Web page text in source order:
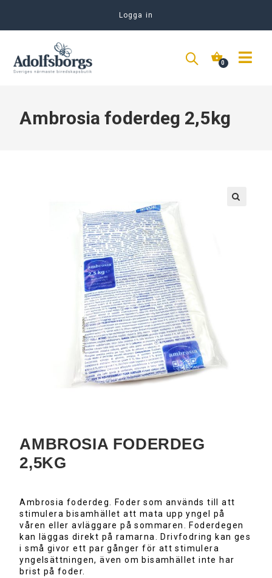
Logga in
Ambrosia foderdeg 2,5kg
AMBROSIA FODERDEG
2,5KG
Ambrosia foderdeg. Foder som används till att
stimulera bisamhället att mata upp yngel på
våren eller avläggare på sommaren. Foderdegen
kan läggas direkt på ramarna. Drivfodring kan ges
i små givor ett par gånger för att stimulera
yngelsättningen, även om bisamhället inte har
brist på foder.